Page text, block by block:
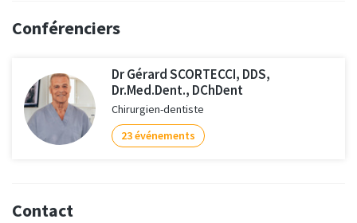
Conférenciers
Dr Gérard SCORTECCI, DDS,
Dr.Med.Dent., DChDent
Chirurgien-dentiste
23 événements
Contact